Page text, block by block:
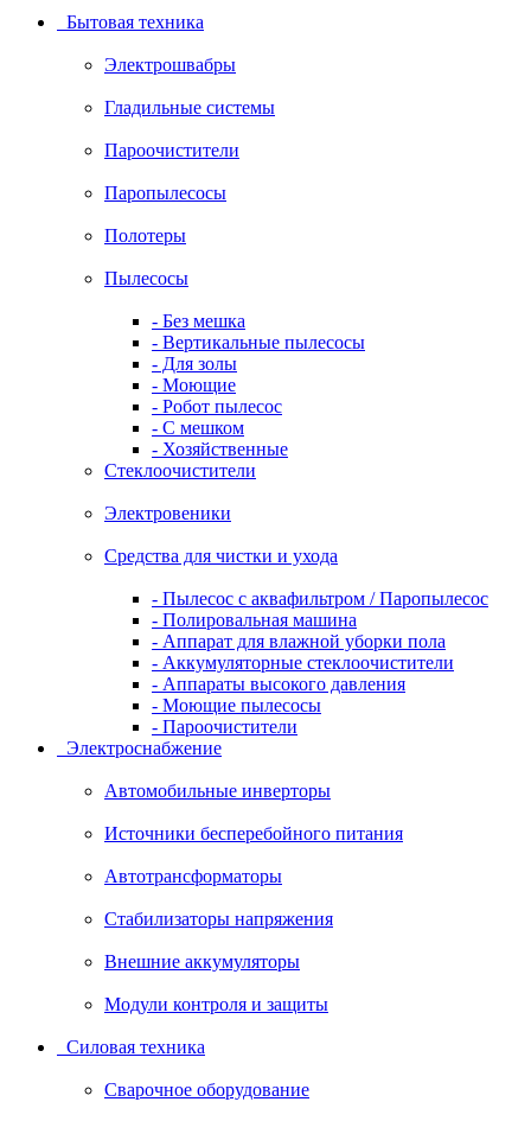
Бытовая техника
Электрошвабры
Гладильные системы
Пароочистители
Паропылесосы
Полотеры
Пылесосы
- Без мешка
- Вертикальные пылесосы
- Для золы
- Моющие
- Робот пылесос
- С мешком
- Хозяйственные
Стеклоочистители
Электровеники
Средства для чистки и ухода
- Пылесос с аквафильтром / Паропылесос
- Полировальная машина
- Аппарат для влажной уборки пола
- Аккумуляторные стеклоочистители
- Аппараты высокого давления
- Моющие пылесосы
- Пароочистители
Электроснабжение
Автомобильные инверторы
Источники бесперебойного питания
Автотрансформаторы
Стабилизаторы напряжения
Внешние аккумуляторы
Модули контроля и защиты
Силовая техника
Сварочное оборудование